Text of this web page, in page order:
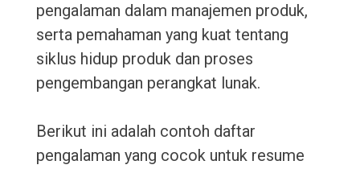
pengalaman dalam manajemen produk,
serta pemahaman yang kuat tentang
siklus hidup produk dan proses
pengembangan perangkat lunak.
Berikut ini adalah contoh daftar
pengalaman yang cocok untuk resume